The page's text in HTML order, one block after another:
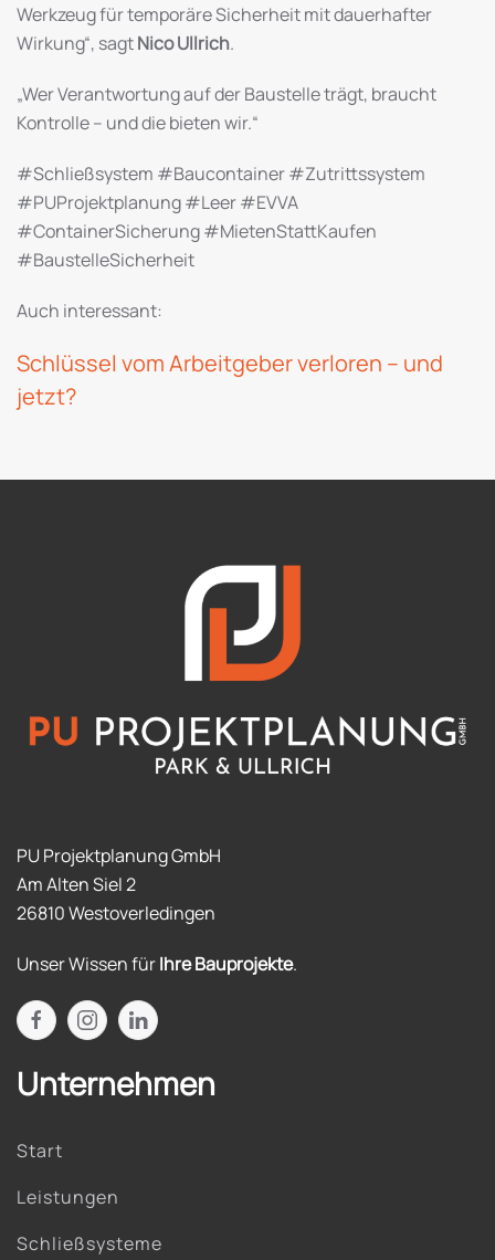
Werkzeug für temporäre Sicherheit mit dauerhafter
Wirkung“, sagtNico Ullrich.
„Wer Verantwortung auf der Baustelle trägt, braucht
Kontrolle – und die bieten wir.“
#Schließsystem #Baucontainer #Zutrittssystem
#PUProjektplanung #Leer #EVVA
#ContainerSicherung #MietenStattKaufen
#BaustelleSicherheit
Auch interessant:
Schlüssel vom Arbeitgeber verloren – und
jetzt?
PU Projektplanung GmbH
Am Alten Siel 2
26810 Westoverledingen
Unser Wissen fürIhre Bauprojekte.
Unternehmen
Start
Leistungen
Schließsysteme